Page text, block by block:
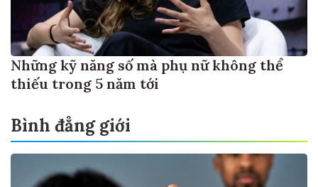
Những kỹ năng số mà phụ nữ không thể
thiếu trong 5 năm tới
Bình đẳng giới